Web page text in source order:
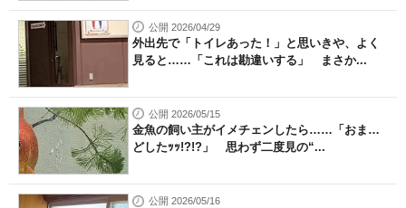
公開 2026/04/29
外出先で「トイレあった！」と思いきや、よく
見ると……「これは勘違いする」 まさか...
公開 2026/05/15
金魚の飼い主がイメチェンしたら……「おま…
どしたｯｯ!?!?」 思わず二度見の“...
公開 2026/05/16